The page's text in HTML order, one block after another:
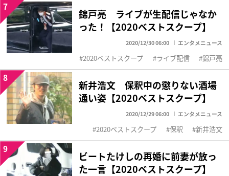
錦戸亮 ライブが生配信じゃなか
った！【2020ベストスクープ】
2020/12/30 06:00 エンタメニュース
7
2020ベストスクープ ライブ配信 錦戸亮
新井浩文 保釈中の懲りない酒場
通い姿【2020ベストスクープ】
2020/12/29 06:00 エンタメニュース
8
2020ベストスクープ 保釈 新井浩文
ビートたけしの再婚に前妻が放っ
た一言【2020ベストスクープ】
9